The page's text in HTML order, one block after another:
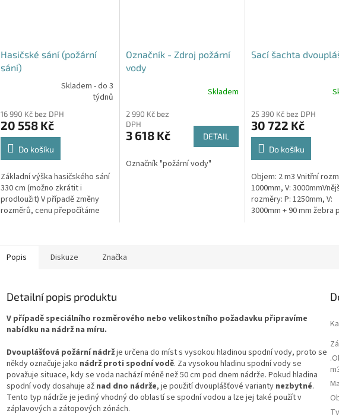
Hasičské sání (požární
sání)
produktu
je
4,2
5
hvězdiček.
Skladem - do 3
týdnů
16 990 Kč bez DPH
20 558 Kč
Do košíku
Základní výška hasičského sání
330 cm (možno zkrátit i
prodloužit) V případě změny
rozměrů, cenu přepočítáme
Označník - Zdroj požární
vody
Skladem
2 990 Kč bez
DPH
3 618 Kč DETAIL
Označník "požární vody"
Sací šachta
25 390 Kč bez DPH
30 722 Kč
Do košíku
Objem: 2 m3 Vnitřní
1000mm, V:
rozměry: P: 1250mm, V:
3000mm + 90 mm žebra
Popis Diskuze Značka
Detailní popis produktu
V případě speciálního rozměrového nebo velikostního požadavku připravíme
nabídku na nádrž na míru.
Dvouplášťová požární nádržje určena do míst s vysokou hladinou spodní vody, proto se
někdy označuje jako nádrž proti spodní vodě. Za vysokou hladinu spodní vody se
považuje situace, kdy se voda nachází méně než 50 cm pod dnem nádrže. Pokud hladina
spodní vody dosahuje až nad dno nádrže, je použití dvouplášťové varianty nezbytné.
Tento typ nádrže je jediný vhodný do oblastí se spodní vodou a lze jej také použít v
záplavových a zátopových zónách.